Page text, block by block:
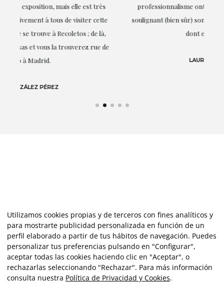
professionnalisme ont été présents à chaque instant,
soulignant (bien sûr) son amour et sa connaissance de ce
dont elle parle : l'art.
Utilizamos cookies propias y de terceros con fines analíticos y
para mostrarte publicidad personalizada en función de un
perfil elaborado a partir de tus hábitos de navegación. Puedes
personalizar tus preferencias pulsando en "Configurar",
aceptar todas las cookies haciendo clic en "Aceptar", o
rechazarlas seleccionando "Rechazar". Para más información
consulta nuestra Política de Privacidad y Cookies.